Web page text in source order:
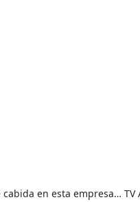
en esta empresa…